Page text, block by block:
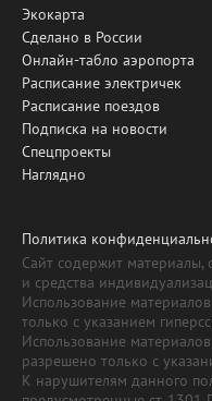
Экокарта
Сделано в России
Онлайн-табло аэропорта
Расписание электричек
Расписание поездов
Подписка на новости
Спецпроекты
Наглядно
Политика
Сайт содержит
и средства
Использование
только с указанием
Использование
разрешено только с
К нарушителям данного